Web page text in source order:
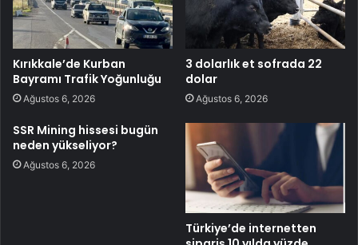
Kırıkkale’de Kurban
Bayramı Trafik Yoğunluğu
Ağustos 6, 2026
3 dolarlık et sofrada 22
dolar
Ağustos 6, 2026
SSR Mining hissesi bugün
neden yükseliyor?
Ağustos 6, 2026
Türkiye’de internetten